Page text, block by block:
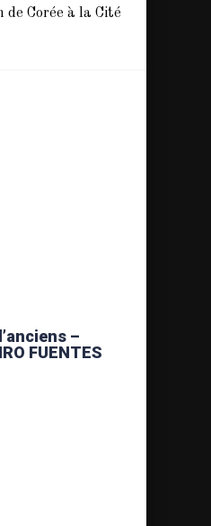
de Corée à la Cité
–
FUENTES